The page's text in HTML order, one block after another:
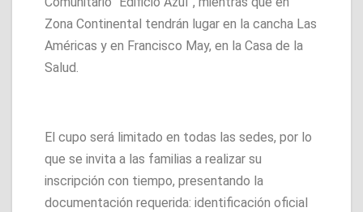
Zona Continental tendrán lugar en la cancha Las
Américas y en Francisco May, en la Casa de la
Salud.
El cupo será limitado en todas las sedes, por lo
que se invita a las familias a realizar su
inscripción con tiempo, presentando la
documentación requerida: identificación oficial